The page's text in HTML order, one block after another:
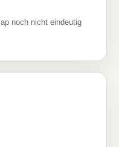
noch nicht eindeutig